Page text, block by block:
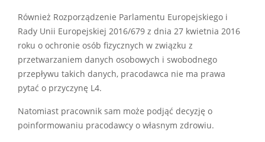
Również Rozporządzenie Parlamentu Europejskiego i
Rady Unii Europejskiej 2016/679 z dnia 27 kwietnia 2016
roku o ochronie osób fizycznych w związku z
przetwarzaniem danych osobowych i swobodnego
przepływu takich danych, pracodawca nie ma prawa
pytać o przyczynę L4.
Natomiast pracownik sam może podjąć decyzję o
poinformowaniu pracodawcy o własnym zdrowiu.